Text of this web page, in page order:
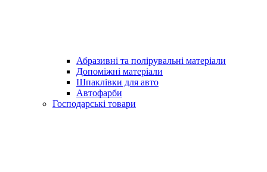
Абразивні та полірувальні матеріали
Допоміжні матеріали
Шпаклівки для авто
Автофарби
Господарські товари